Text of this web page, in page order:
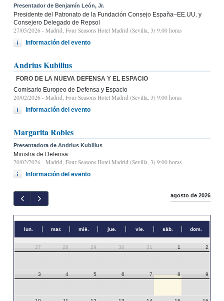
Presentador de Benjamín León, Jr.
Presidente del Patronato de la Fundación Consejo España–EE.UU. y
Consejero Delegado de Repsol
27/05/2026 - Madrid, Four Seasons Hotel Madrid (Sevilla, 3) 9.00 horas
Información del evento
Andrius Kubilius
FORO DE LA NUEVA DEFENSA Y EL ESPACIO
Comisario Europeo de Defensa y Espacio
20/02/2026 - Madrid, Four Seasons Hotel Madrid (Sevilla, 3) 9:00 horas
Información del evento
Margarita Robles
Presentadora de Andrius Kubilius
Ministra de Defensa
20/02/2026 - Madrid, Four Seasons Hotel Madrid (Sevilla, 3) 9:00 horas
Información del evento
agosto de 2026
lun. mar. mié. jue. vie. sáb. dom.
27 28 29 30 31 1 2
3 4 5 6 7 8 9